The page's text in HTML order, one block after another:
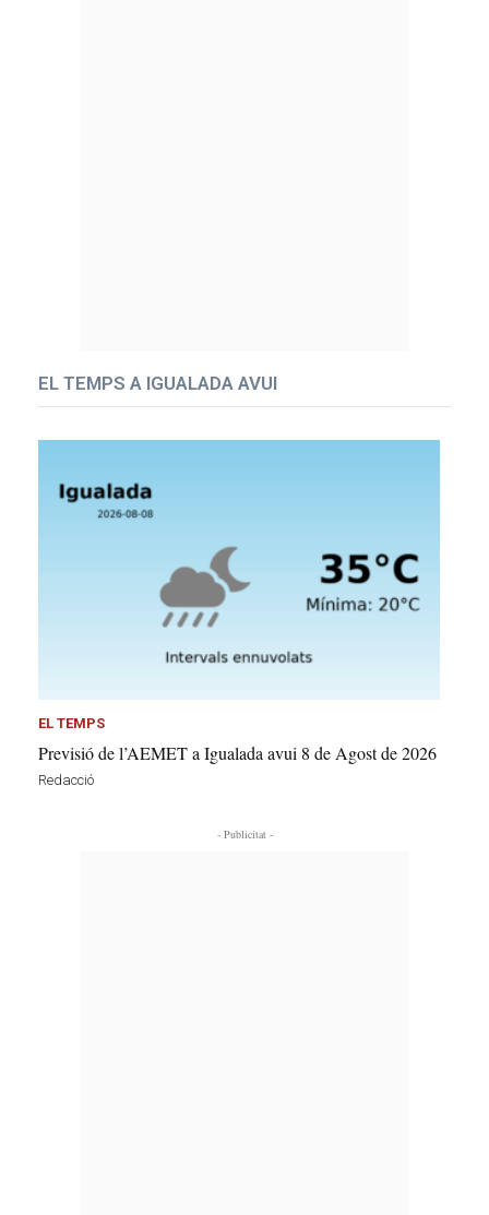
EL TEMPS A IGUALADA AVUI
EL TEMPS
Previsió de l’AEMET a Igualada avui 8 de Agost de 2026
Redacció
- Publicitat -